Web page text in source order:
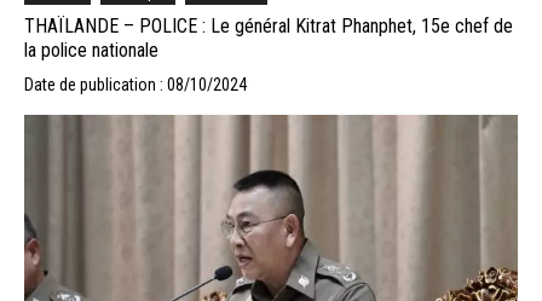
THAÏLANDE – POLICE : Le général Kitrat Phanphet, 15e chef de
la police nationale
Date de publication : 08/10/2024